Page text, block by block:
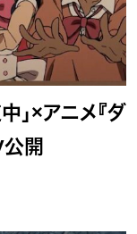
」×アニメ『ダ
公開